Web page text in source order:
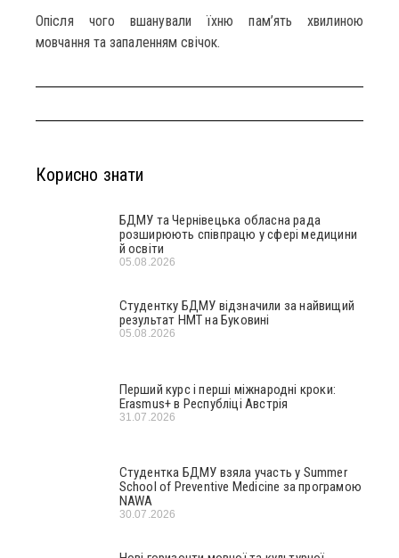
Опісля чого вшанували їхню пам’ять хвилиною
мовчання та запаленням свічок.
Корисно знати
БДМУ та Чернівецька обласна рада
розширюють співпрацю у сфері медицини
й освіти
05.08.2026
Студентку БДМУ відзначили за найвищий
результат НМТ на Буковині
05.08.2026
Перший курс і перші міжнародні кроки:
Erasmus+ в Республіці Австрія
31.07.2026
Студентка БДМУ взяла участь у Summer
School of Preventive Medicine за програмою
NAWA
30.07.2026